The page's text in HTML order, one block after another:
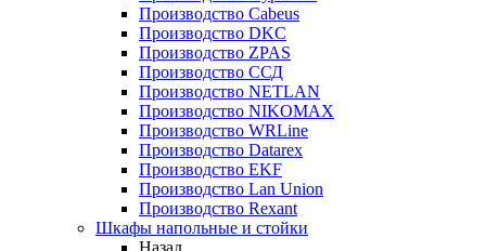
Производство Cabeus
Производство DKC
Производство ZPAS
Производство ССД
Производство NETLAN
Производство NIKOMAX
Производство WRLine
Производство Datarex
Производство EKF
Производство Lan Union
Производство Rexant
Шкафы напольные и стойки
Назад